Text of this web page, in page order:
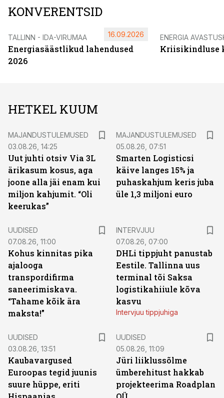
KONVERENTSID
TALLINN - IDA-VIRUMAA
Energiasäästlikud lahendused
2026
16.09.2026 ENERGIA
Kriisikindluse
HETKEL KUUM
MAJANDUSTULEMUSED
03.08.26, 14:25
Uut juhti otsiv Via 3L
ärikasum kosus, aga
joone alla jäi enam kui
miljon kahjumit. “Oli
keerukas”
MAJANDUSTULEMUSED
05.08.26, 07:51
Smarten Logisticsi
käive langes 15% ja
puhaskahjum keris juba
üle 1,3 miljoni euro
UUDISED
07.08.26, 11:00
Kohus kinnitas pika
ajalooga
transpordifirma
saneerimiskava.
“Tahame kõik ära
maksta!”
INTERVJUU
07.08.26, 07:00
DHLi tippjuht panustab
Eestile. Tallinna uus
terminal tõi Saksa
logistikahiiule kõva
kasvu
Intervjuu tippjuhiga
UUDISED
03.08.26, 13:51
Kaubavargused
Euroopas tegid juunis
suure hüppe, eriti
UUDISED
05.08.26, 11:09
Jüri liiklussõlme
ümberehitust hakkab
projekteerima Roadplan